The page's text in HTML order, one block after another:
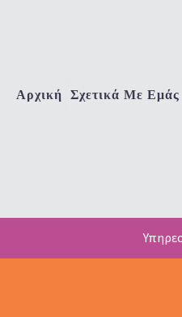
Αρχική Σχετικά Με Εμάς